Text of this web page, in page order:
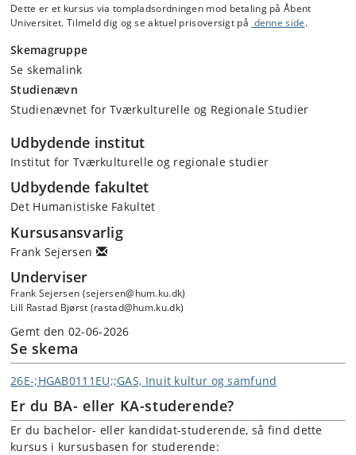
Dette er et kursus via tompladsordningen mod betaling på Åbent
Universitet. Tilmeld dig og se aktuel prisoversigt på denne side.
Skemagruppe
Se skemalink
Studienævn
Studienævnet for Tværkulturelle og Regionale Studier
Udbydende institut
Institut for Tværkulturelle og regionale studier
Udbydende fakultet
Det Humanistiske Fakultet
Kursusansvarlig
Frank Sejersen
Underviser
Frank Sejersen (sejersen@hum.ku.dk)
Lill Rastad Bjørst (rastad@hum.ku.dk)
Gemt den 02-06-2026
Se skema
26E-;HGAB0111EU;;GAS, Inuit kultur og samfund
Er du BA- eller KA-studerende?
Er du bachelor- eller kandidat-studerende, så find dette
kursus i kursusbasen for studerende: